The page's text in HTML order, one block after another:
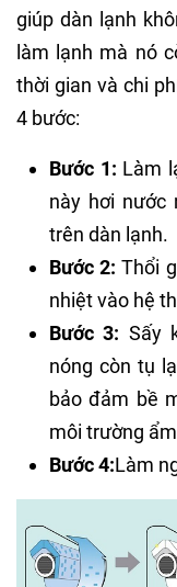
giúp dàn lạnh
làm lạnh mà nó
thời gian và chi
4 bước:
Bước 1: Làm
này hơi nước
trên dàn lạnh.
Bước 2:Thổi
nhiệt vào hệ
Bước 3: Sấy
nóng còn tụ
bảo đảm bề
môi trường
Bước 4:Làm